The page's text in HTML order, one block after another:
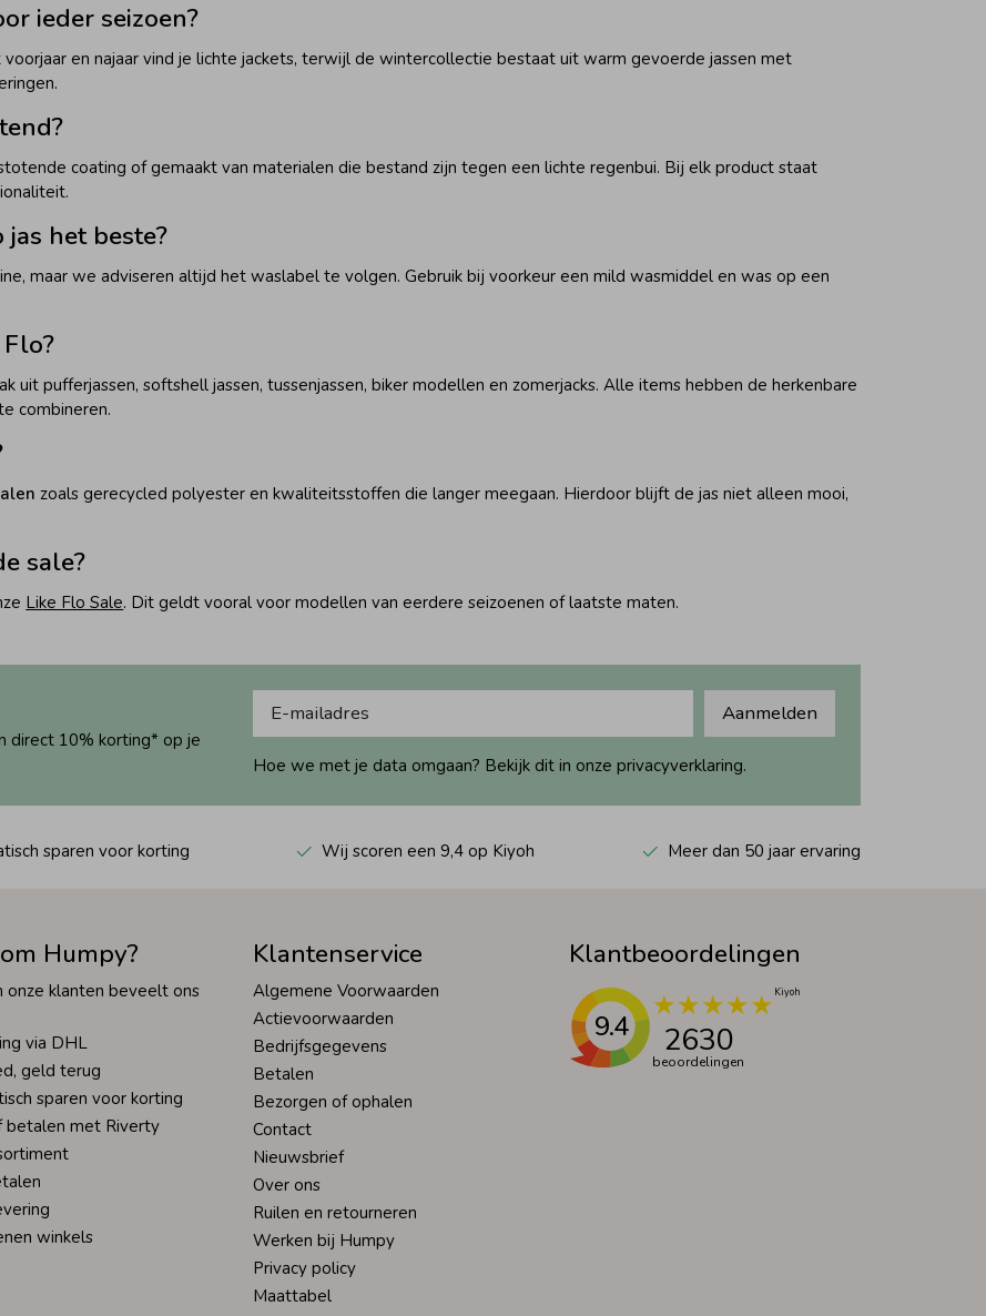
ieder seizoen?
voorjaar en najaar vind je lichte jackets, terwijl de wintercollectie bestaat uit warm gevoerde jassen met
coating of gemaakt van materialen die bestand zijn tegen een lichte regenbui. Bij elk product staat
het beste?
maar we adviseren altijd het waslabel te volgen. Gebruik bij voorkeur een mild wasmiddel en was op een
uit pufferjassen, softshell jassen, tussenjassen, biker modellen en zomerjacks. Alle items hebben de herkenbare
combineren.
zoals gerecycled polyester en kwaliteitsstoffen die langer meegaan. Hierdoor blijft de jas niet alleen mooi,
sale?
Like Flo Sale. Dit geldt vooral voor modellen van eerdere seizoenen of laatste maten.
direct 10% korting* op je
Aanmelden
Hoe we met je data omgaan? Bekijk dit in onze privacyverklaring.
sparen voor korting Wij scoren een 9,4 op Kiyoh Meer dan 50 jaar ervaring
Humpy?
onze klanten beveelt ons
via DHL
geld terug
sparen voor korting
betalen met Riverty
winkels
Klantenservice
Algemene Voorwaarden
Actievoorwaarden
Bedrijfsgegevens
Betalen
Bezorgen of ophalen
Contact
Nieuwsbrief
Over ons
Ruilen en retourneren
Werken bij Humpy
Privacy policy
Maattabel
Klantbeoordelingen
9.4 2630
beoordelingen